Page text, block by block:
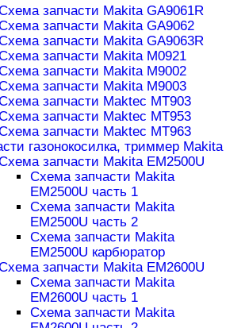
запчасти Makita GA9061R
запчасти Makita GA9062
запчасти Makita GA9063R
запчасти Makita M0921
запчасти Makita M9002
запчасти Makita M9003
запчасти Maktec MT903
запчасти Maktec MT953
запчасти Maktec MT963
газонокосилка, триммер Makita
запчасти Makita EM2500U
Схема запчасти Makita
EM2500U часть 1
Схема запчасти Makita
EM2500U часть 2
Схема запчасти Makita
EM2500U карбюратор
запчасти Makita EM2600U
Схема запчасти Makita
EM2600U часть 1
Схема запчасти Makita